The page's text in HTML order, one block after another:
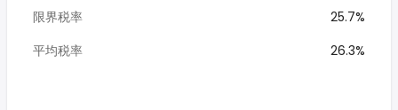
限界税率
25.7%
平均税率
26.3%